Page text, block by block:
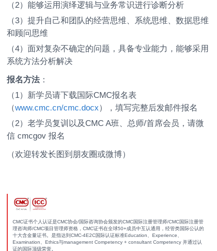
（2）能够运用演绎逻辑与业务常识进行诊断分析
（3）提升自己和团队的经营思维、系统思维、数据思维
和顾问思维
（4）面对复杂不确定的问题，具备专业能力，能够采用
系统方法分析解决
报名方法 ：
（1）新学员请下载国际CMC报名表
（www.cmc.cn/cmc.docx），填写完整后发邮件报名
（2）老学员复训以及CMC A班、总师/首席会员，请微
信 cmcgov 报名
（欢迎转发长图到朋友圈或微博）
CMC证书个人认证是CMC协会/国际咨询协会颁发的CMC国际注册管理师/CMC国际注册管
理咨询师/CMC项目管理师资格，CMC证书在全球50+成员中互认通用，经管类国际公认的
十大含金量证书。是指达到CMC-4E2C国际认证标准Education、Experience、
Examination、Ethics与management Competency + consultant Competency 并通过认
证的国际顶级荣誉。